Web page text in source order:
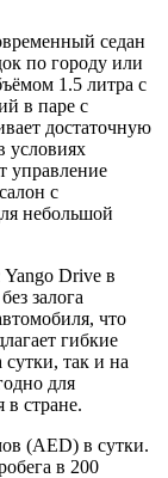
седан
по городу или
1.5 литра с
в паре с
достаточную
условиях
управление
с
небольшой
Yango Drive в
залога
что
гибкие
так и на
для
стране.
(AED) в сутки.
в 200